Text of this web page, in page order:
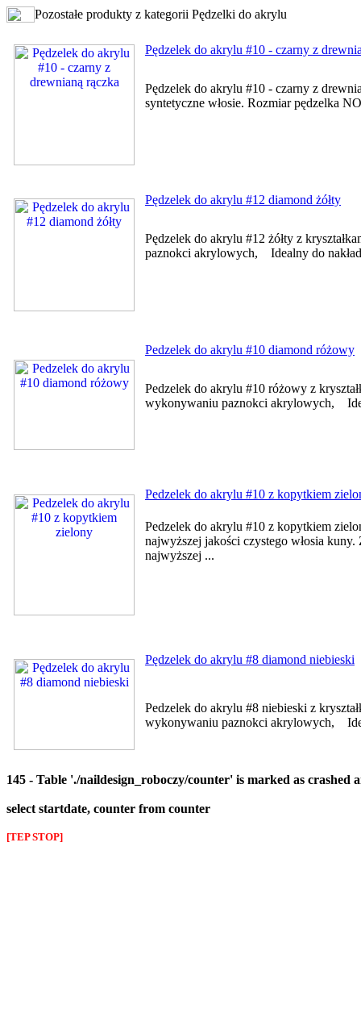
Pozostałe produkty z kategorii Pędzelki do akrylu
Pędzelek do akrylu #10 - czarny z
Pędzelek do akrylu #10 - czarny z
syntetyczne włosie. Rozmiar pędzelka
Pędzelek do akrylu #12 diamond żółty
Pędzelek do akrylu #12 żółty z
paznokci akrylowych, Idealny do
Pedzelek do akrylu #10 diamond różowy
Pedzelek do akrylu #10 różowy z
wykonywaniu paznokci akrylowych,
Pedzelek do akrylu #10 z kopytkiem
Pedzelek do akrylu #10 z kopytkiem
najwyższej jakości czystego włosia
najwyższej ...
Pędzelek do akrylu #8 diamond niebieski
Pedzelek do akrylu #8 niebieski z
wykonywaniu paznokci akrylowych,
145 - Table './naildesign_roboczy/counter' is marked as crashed
select startdate, counter from counter
[TEP STOP]